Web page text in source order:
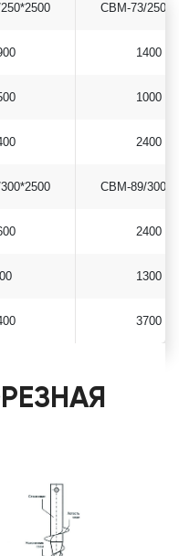
СВМ-73/
1400
1000
2400
СВМ-89/
2400
1300
3700